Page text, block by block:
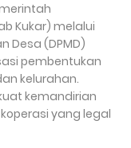
Kukar) melalui
Desa (DPMD)
pembentukan
kelurahan.
kemandirian
yang legal